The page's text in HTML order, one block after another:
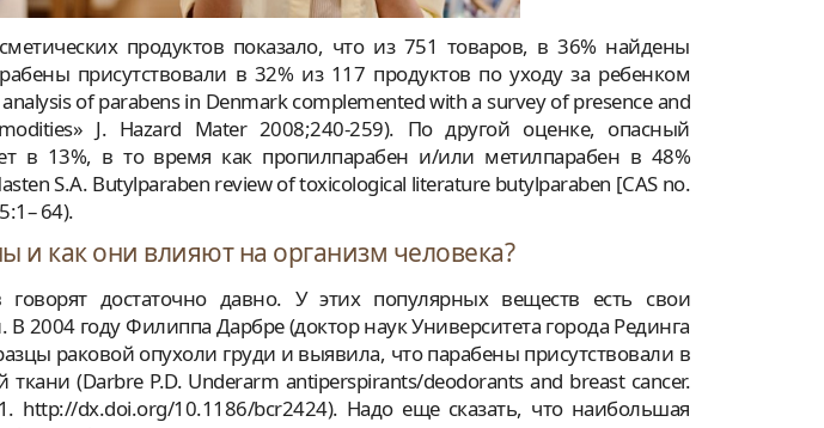
продуктов показало, что из 751 товаров, в 36% найдены
присутствовали в 32% из 117 продуктов по уходу за ребенком
of parabens in Denmark complemented with a survey of presence and
J. Hazard Mater 2008;240-259). По другой оценке, опасный
в 13%, в то время как пропилпарабен и/или метилпарабен в 48%
S.A. Butylparaben review of toxicological literature butylparaben [CAS no.
64).
и как они влияют на организм человека?
говорят достаточно давно. У этих популярных веществ есть свои
2004 году Филиппа Дарбре (доктор наук Университета города Рединга
раковой опухоли груди и выявила, что парабены присутствовали в
ткани (Darbre P.D. Underarm antiperspirants/deodorants and breast cancer.
http://dx.doi.org/10.1186/bcr2424). Надо еще сказать, что наибольшая